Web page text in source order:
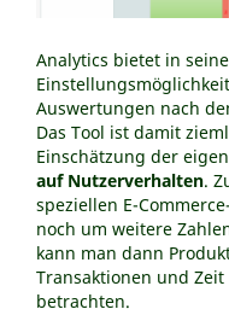
Analytics bietet in
Auswertungen nach
Das Tool ist damit
Einschätzung der
auf Nutzerverhalten.
speziellen E-
noch um weitere
kann man dann
Transaktionen und
betrachten.